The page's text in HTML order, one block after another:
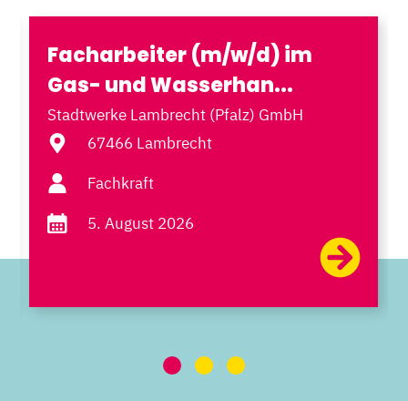
Facharbeiter (m/w/d) im
Gas- und Wasserhan...
Stadtwerke Lambrecht (Pfalz) GmbH
67466 Lambrecht
Fachkraft
5. August 2026